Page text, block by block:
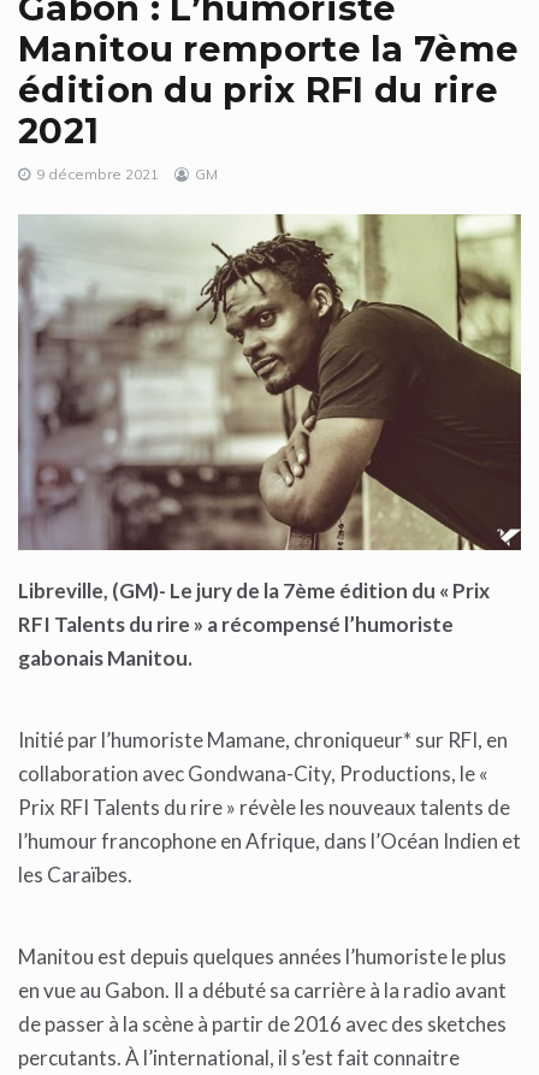
Manitou remporte la 7ème
édition du prix RFI du rire
2021
9 décembre 2021 GM
Libreville, (GM)- Le jury de la 7ème édition du « Prix
RFI Talents du rire » a récompensé l’humoriste
gabonais Manitou.
Initié par l’humoriste Mamane, chroniqueur* sur RFI, en
collaboration avec Gondwana-City, Productions, le «
Prix RFI Talents du rire » révèle les nouveaux talents de
l’humour francophone en Afrique, dans l’Océan Indien et
les Caraïbes.
Manitou est depuis quelques années l’humoriste le plus
en vue au Gabon. Il a débuté sa carrière à la radio avant
de passer à la scène à partir de 2016 avec des sketches
percutants. À l’international, il s’est fait connaitre